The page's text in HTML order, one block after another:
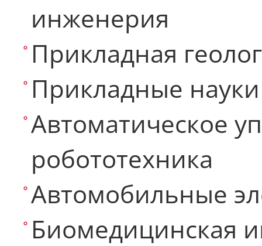
инженерия
Прикладная
Прикладные
Автоматическое
робототехника
Автомобильные
Биомедицинская